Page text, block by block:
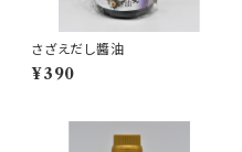
さざえだし醬油
¥390